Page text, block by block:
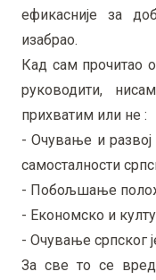
ефикасније за
изабрао.
Кад сам прочитао
руководити,
прихватим или не :
- Очување и
самосталности
- Побољшање
- Економско и
- Очување српског
За све то се